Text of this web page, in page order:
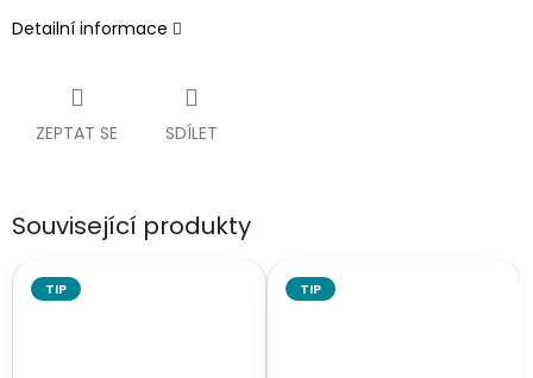
Detailní informace
ZEPTAT SE SDÍLET
Související produkty
TIP TIP